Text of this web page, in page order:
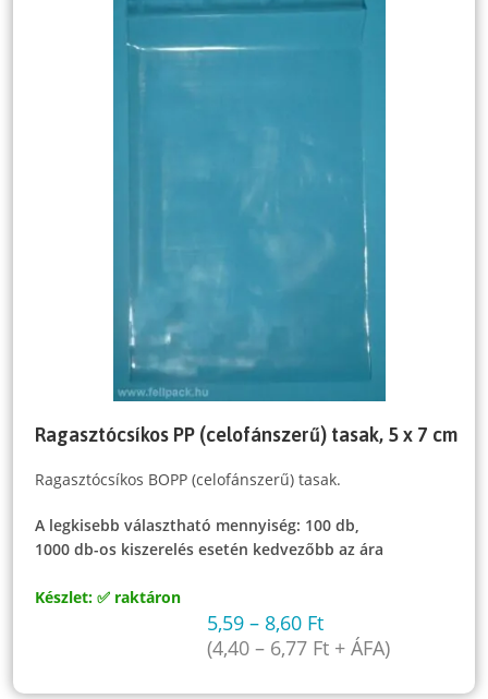
Ragasztócsíkos PP (celofánszerű) tasak, 5 x 7 cm
Ragasztócsíkos BOPP (celofánszerű) tasak.
A legkisebb választható mennyiség: 100 db,
1000 db-os kiszerelés esetén kedvezőbb az ára
Készlet: ✅ raktáron
5,59 – 8,60 Ft
(4,40 – 6,77 Ft+ ÁFA)